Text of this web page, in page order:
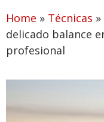
Home » Técnicas »
delicado balance
profesional